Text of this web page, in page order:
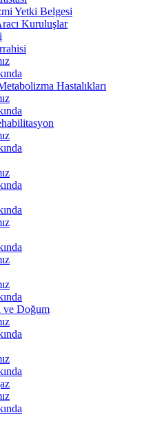
Yetki Belgesi
Kuruluşlar
Hastalıkları
ve Doğum